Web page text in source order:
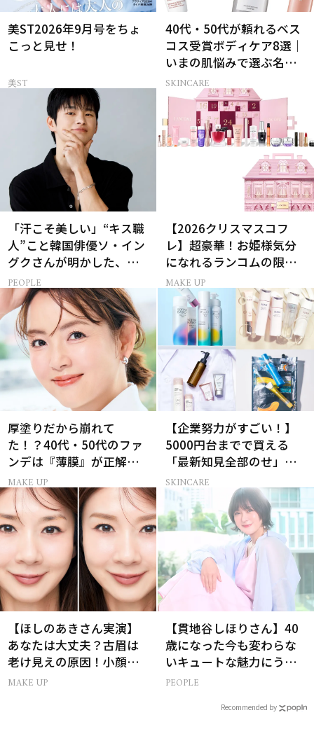
美ST2026年9月号をちょ
こっと見せ！
美ST
40代・50代が頼れるベス
コス受賞ボディケア8選｜
いまの肌悩みで選ぶ名品
まとめ
SKINCARE
「汗こそ美しい」“キス職
人”こと韓国俳優ソ・イン
グクさんが明かした、惹
かれる人の条件とは
PEOPLE
【2026クリスマスコフ
レ】超豪華！お姫様気分
になれるランコムの限定
コスメキット
MAKE UP
厚塗りだから崩れて
た！？40代・50代のファ
ンデは『薄膜』が正解で
した
MAKE UP
【企業努力がすごい！】
5000円台までで買える
「最新知見全部のせ」ス
キンケア名品34選
SKINCARE
【ほしのあきさん実演】
あなたは大丈夫？古眉は
老け見えの原因！小顔と
目元パッチリを叶える美
MAKE UP
【貫地谷しほりさん】40
歳になった今も変わらな
いキュートな魅力にうっ
とり【美ST限定画像】
PEOPLE
Recommended by